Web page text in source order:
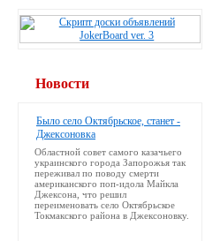
Новости
Было село Октябрьское, станет -
Джексоновка
Областной совет самого казачьего
украинского города Запорожья так
переживал по поводу смерти
американского поп-идола Майкла
Джексона, что решил
переименовать село Октябрьское
Токмакского района в Джексоновку.